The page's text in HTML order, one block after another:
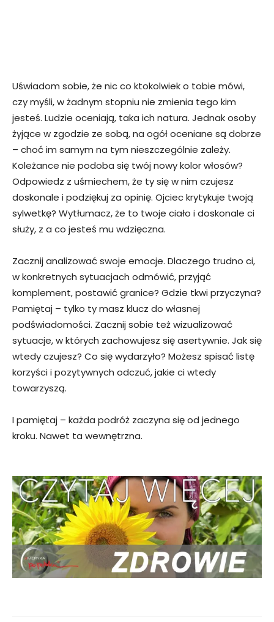
Uświadom sobie, że nic co ktokolwiek o tobie mówi,
czy myśli, w żadnym stopniu nie zmienia tego kim
jesteś. Ludzie oceniają, taka ich natura. Jednak osoby
żyjące w zgodzie ze sobą, na ogół oceniane są dobrze
– choć im samym na tym nieszczególnie zależy.
Koleżance nie podoba się twój nowy kolor włosów?
Odpowiedz z uśmiechem, że ty się w nim czujesz
doskonale i podziękuj za opinię. Ojciec krytykuje twoją
sylwetkę? Wytłumacz, że to twoje ciało i doskonale ci
służy, z a co jesteś mu wdzięczna.
Zacznij analizować swoje emocje. Dlaczego trudno ci,
w konkretnych sytuacjach odmówić, przyjąć
komplement, postawić granice? Gdzie tkwi przyczyna?
Pamiętaj – tylko ty masz klucz do własnej
podświadomości. Zacznij sobie też wizualizować
sytuacje, w których zachowujesz się asertywnie. Jak się
wtedy czujesz? Co się wydarzyło? Możesz spisać listę
korzyści i pozytywnych odczuć, jakie ci wtedy
towarzyszą.
I pamiętaj – każda podróż zaczyna się od jednego
kroku. Nawet ta wewnętrzna.